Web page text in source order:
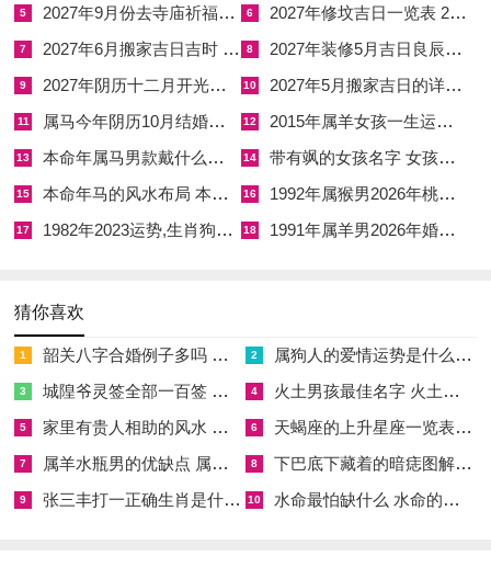
取巳午二时以火气
相助，助旺吉象，
2026
年4
月22
日
星
期
三
三
月
初
六
丙
寅
日
嫁娶、
裁衣、
修造、
动土、
竖柱、
畋
猎、
取
鱼、
栽
冲
鼠、
煞北
明
堂、
后、
司命
天
吏、
致
死、
五
巳时
（9-11
时）、
未时
（13-
丙寅日，司命与明
堂二吉神同临，万
象森然鸣吠惊五***
之祟，益后滋荣，
螽斯衍庆，寅木生
合，气势宏大，然
子鼠逢冲，北位忌
置喜幡，巳时太乙
5 2027年9月份去寺庙祈福的日子 2027年5月去寺庙吉日一览表 6 2027年修坟吉日一览表 2027年农历2月修坟吉日一览表
7 2027年6月搬家吉日吉时 2027年农历6月搬家吉日一览表 8 2027年装修5月吉日良辰查询表 2027年农历5月装修吉日一览表
9 2027年阴历十二月开光吉日 2027年12月开光吉日一览表 10 2027年5月搬家吉日的详细解释 2027年5月搬家吉日吉时查询
11 属马今年阴历10月结婚好吗 属马还有几年本命年结婚呢好吗 12 2015年属羊女孩一生运势 2015年属羊女2026年健康运好吗
13 本命年属马男款戴什么财神 本命年属马男士戴什么好一点 14 带有飒的女孩名字 女孩取名字带飒字有什么名字好听
15 本命年马的风水布局 本命年马的佛像怎么摆放 16 1992年属猴男2026年桃花运 1992年属猴男2026年感情运如何
17 1982年2023运势,生肖狗1982年2023运势 18 1991年属羊男2026年婚姻运势 1991年属羊男2026年感情运如何
猜你喜欢
1 韶关八字合婚例子多吗 韶关八字测风水 2 属狗人的爱情运势是什么意思 属狗的人爱情观
3 城隍爷灵签全部一百签 城隍爷灵签解签大全 4 火土男孩最佳名字 火土属性的字男孩名字有哪些
5 家里有贵人相助的风水 家里有贵人是什么意思 6 天蝎座的上升星座一览表 天蝎座的上升星座查询
7 属羊水瓶男的优缺点 属羊水瓶座男生性格爱情观 8 下巴底下藏着的暗痣图解 下巴尖底下有痣代表什么
9 张三丰打一正确生肖是什么意思 张三丰是指什么生肖 10 水命最怕缺什么 水命的人忌什么